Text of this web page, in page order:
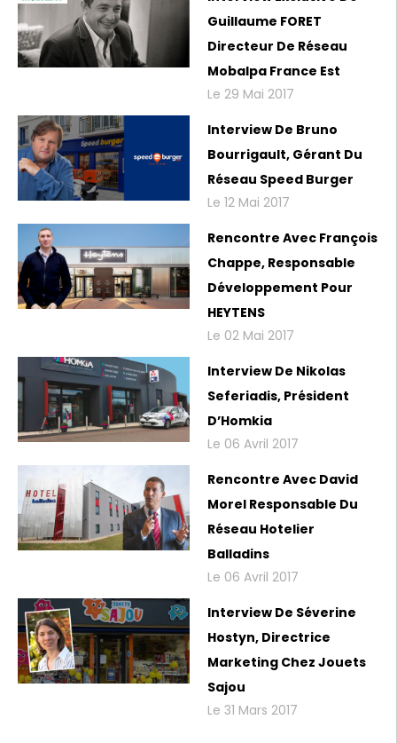
Guillaume FORET
Directeur De Réseau
Mobalpa France Est
Le 29 Mai 2017
Interview De Bruno
Bourrigault, Gérant Du
Réseau Speed Burger
Le 12 Mai 2017
Rencontre Avec François
Chappe, Responsable
Développement Pour
HEYTENS
Le 02 Mai 2017
Interview De Nikolas
Seferiadis, Président
D’Homkia
Le 06 Avril 2017
Rencontre Avec David
Morel Responsable Du
Réseau Hotelier
Balladins
Le 06 Avril 2017
Interview De Séverine
Hostyn, Directrice
Marketing Chez Jouets
Sajou
Le 31 Mars 2017